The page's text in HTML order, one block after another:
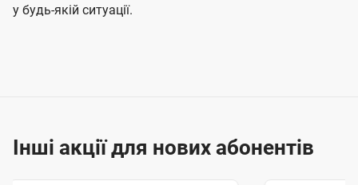
у будь-якій ситуації.
Інші акції для нових абонентів